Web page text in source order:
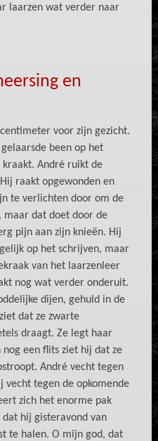
laarzen wat verder naar
en
voor zijn gezicht.
been op het
André ruikt de
raakt opgewonden en
te verlichten door om de
maar dat doet door de
pijn aan zijn knieën. Hij
op het schrijven, maar
van het laarzenleer
nog wat verder onderuit.
dijen, gehuld in de
dat ze zwarte
draagt. Ze legt haar
een flits ziet hij dat ze
André vecht tegen
vecht tegen de opkomende
zich het enorme pak
hij gisteravond van
te halen. O mijn god, dat